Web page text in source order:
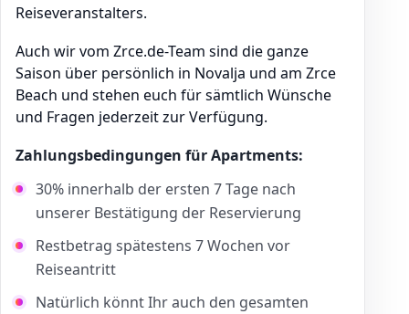
Reiseveranstalters.
Auch wir vom Zrce.de-Team sind die ganze
Saison über persönlich in Novalja und am Zrce
Beach und stehen euch für sämtlich Wünsche
und Fragen jederzeit zur Verfügung.
Zahlungsbedingungen für Apartments:
30% innerhalb der ersten 7 Tage nach
unserer Bestätigung der Reservierung
Restbetrag spätestens 7 Wochen vor
Reiseantritt
Natürlich könnt Ihr auch den gesamten